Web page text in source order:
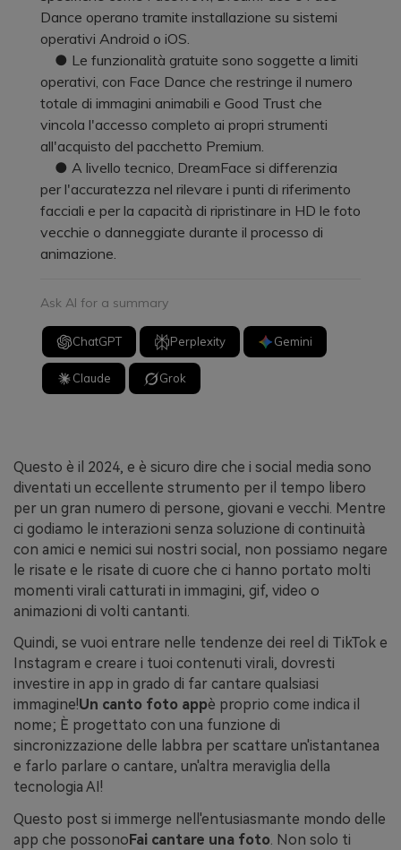
Dance operano tramite installazione su sistemi
operativi Android o iOS.
● Le funzionalità gratuite sono soggette a limiti
operativi, con Face Dance che restringe il numero
totale di immagini animabili e Good Trust che
vincola l'accesso completo ai propri strumenti
all'acquisto del pacchetto Premium.
● A livello tecnico, DreamFace si differenzia
per l'accuratezza nel rilevare i punti di riferimento
facciali e per la capacità di ripristinare in HD le foto
vecchie o danneggiate durante il processo di
animazione.
Ask AI for a summary
ChatGPT Perplexity Gemini
Claude Grok
Questo è il 2024, e è sicuro dire che i social media sono
diventati un eccellente strumento per il tempo libero
per un gran numero di persone, giovani e vecchi. Mentre
ci godiamo le interazioni senza soluzione di continuità
con amici e nemici sui nostri social, non possiamo negare
le risate e le risate di cuore che ci hanno portato molti
momenti virali catturati in immagini, gif, video o
animazioni di volti cantanti.
Quindi, se vuoi entrare nelle tendenze dei reel di TikTok e
Instagram e creare i tuoi contenuti virali, dovresti
investire in app in grado di far cantare qualsiasi
immagine!Un canto foto appè proprio come indica il
nome; È progettato con una funzione di
sincronizzazione delle labbra per scattare un'istantanea
e farlo parlare o cantare, un'altra meraviglia della
tecnologia AI!
Questo post si immerge nell'entusiasmante mondo delle
app che possono Fai cantare una foto. Non solo ti